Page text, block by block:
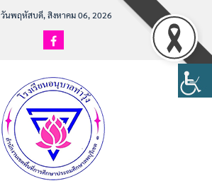
วันพฤหัสบดี, สิงหาคม 06, 2026